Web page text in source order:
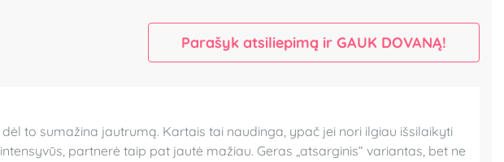
Parašyk atsiliepimą ir GAUK DOVANĄ!
to sumažina jautrumą. Kartais tai naudinga, ypač jei nori ilgiau išsilaikyti
partnerė taip pat jautė mažiau. Geras „atsarginis“ variantas, bet ne